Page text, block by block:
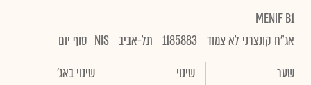
MENIF B1
אג"ח קונצרני לא צמוד 1185883 תל-אביב NIS סוף יום
שער
שינוי שינוי באג'